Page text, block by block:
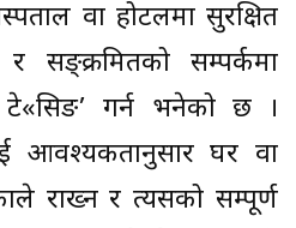
वा होटलमा सुरक्षित
सङ्क्रमितको सम्पर्कमा
गर्न भनेको छ ।
आवश्यकतानुसार घर वा
राख्न र त्यसको सम्पूर्ण